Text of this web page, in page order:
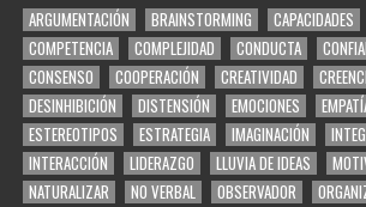
ARGUMENTACIÓN BRAINSTORMING CAPACIDADES
COMPETENCIA
COMPLEJIDAD CONDUCTA
CONSENSO
COOPERACIÓN CREATIVIDAD
DESINHIBICIÓN
DISTENSIÓN EMOCIONES
ESTEREOTIPOS
ESTRATEGIA IMAGINACIÓN
INTERACCIÓN
LIDERAZGO LLUVIA DE IDEAS
NATURALIZAR
NO VERBAL OBSERVADOR